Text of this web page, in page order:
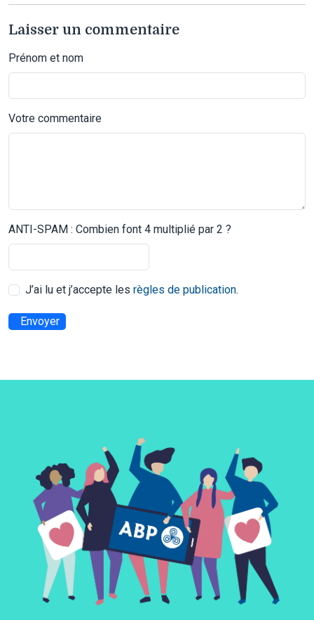
Laisser un commentaire
Prénom et nom
Votre commentaire
ANTI-SPAM : Combien font 4 multiplié par 2 ?
J’ai lu et j’accepte les règles de publication.
Envoyer